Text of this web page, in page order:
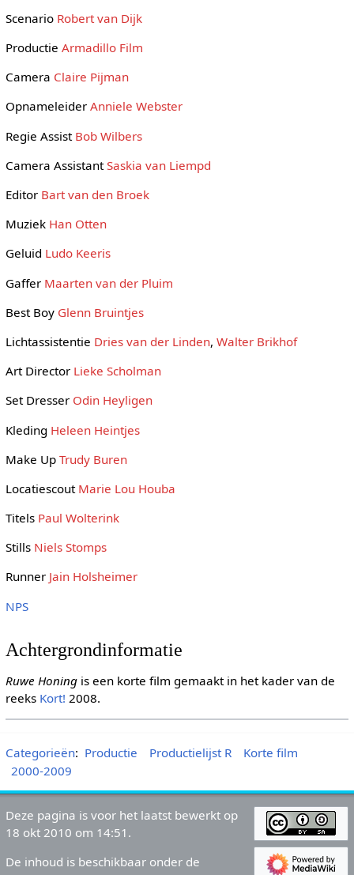
Scenario Robert van Dijk
Productie Armadillo Film
Camera Claire Pijman
Opnameleider Anniele Webster
Regie Assist Bob Wilbers
Camera AssistantSaskia van Liempd
Editor Bart van den Broek
Muziek Han Otten
Geluid Ludo Keeris
Gaffer Maarten van der Pluim
Best Boy Glenn Bruintjes
Lichtassistentie Dries van der Linden, Walter Brikhof
Art Director Lieke Scholman
Set Dresser Odin Heyligen
Kleding Heleen Heintjes
Make Up Trudy Buren
Locatiescout Marie Lou Houba
Titels Paul Wolterink
Stills Niels Stomps
Runner Jain Holsheimer
NPS
Achtergrondinformatie
Ruwe Honingis een korte film gemaakt in het kader van de
reeks Kort! 2008.
Categorieën: Productie Productielijst R
Korte film
2000-2009
Deze pagina is voor het laatst bewerkt op
18 okt 2010 om 14:51.
De inhoud is beschikbaar onder de